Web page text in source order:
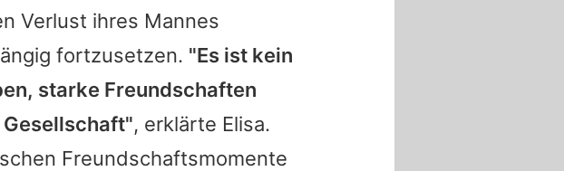
Verlust ihres Mannes
fortzusetzen. "Es ist kein
starke Freundschaften
, erklärte Elisa.
Freundschaftsmomente